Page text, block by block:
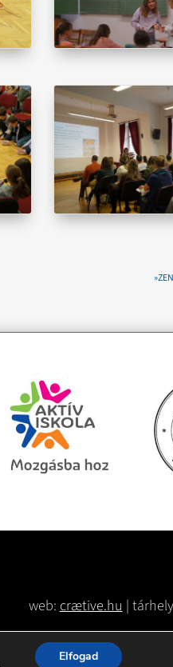
web:crætive.hu|
Elfogad